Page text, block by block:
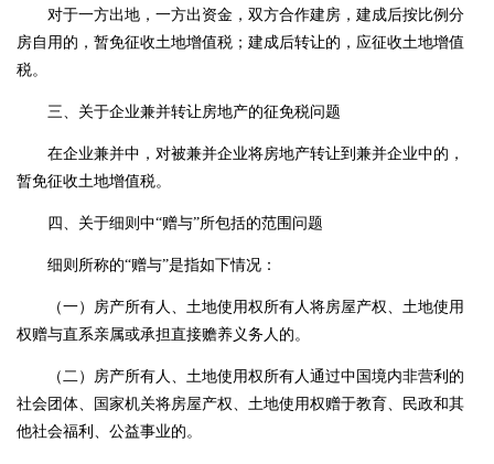
对于一方出地，一方出资金，双方合作建房，建成后按比例分
房自用的，暂免征收土地增值税；建成后转让的，应征收土地增值
税。
三、关于企业兼并转让房地产的征免税问题
在企业兼并中，对被兼并企业将房地产转让到兼并企业中的，
暂免征收土地增值税。
四、关于细则中“赠与”所包括的范围问题
细则所称的“赠与”是指如下情况：
（一）房产所有人、土地使用权所有人将房屋产权、土地使用
权赠与直系亲属或承担直接赡养义务人的。
（二）房产所有人、土地使用权所有人通过中国境内非营利的
社会团体、国家机关将房屋产权、土地使用权赠于教育、民政和其
他社会福利、公益事业的。